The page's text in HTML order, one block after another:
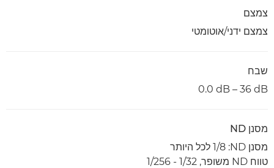
צמצם
צמצם ידני/אוטומטי
שבח
‎0.0 dB – 36 dB
מסנן ND
מסנן ND‏: 1/8 לכל היותר
טווח ND משופר, 1/32 - 1/256